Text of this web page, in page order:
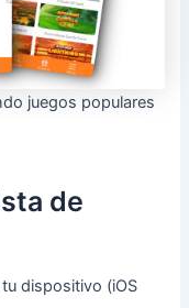
juegos populares
de
dispositivo (iOS